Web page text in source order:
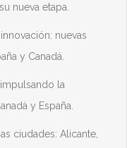
nueva etapa.
nuevas
y Canadá.
la
y España.
ciudades: Alicante,